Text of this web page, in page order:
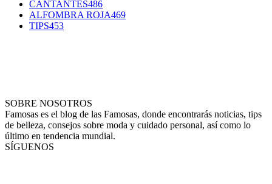
CANTANTES486
ALFOMBRA ROJA469
TIPS453
SOBRE NOSOTROS
Famosas es el blog de las Famosas, donde encontrarás noticias, tips
de belleza, consejos sobre moda y cuidado personal, así como lo
último en tendencia mundial.
SÍGUENOS